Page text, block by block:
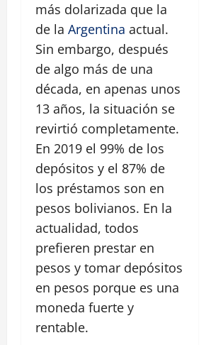
más dolarizada que la
de la Argentina actual.
Sin embargo, después
de algo más de una
década, en apenas unos
13 años, la situación se
revirtió completamente.
En 2019 el 99% de los
depósitos y el 87% de
los préstamos son en
pesos bolivianos. En la
actualidad, todos
prefieren prestar en
pesos y tomar depósitos
en pesos porque es una
moneda fuerte y
rentable.